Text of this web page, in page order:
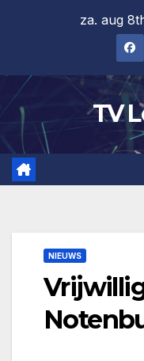
inhoud
za. aug
TV
NIEUWS